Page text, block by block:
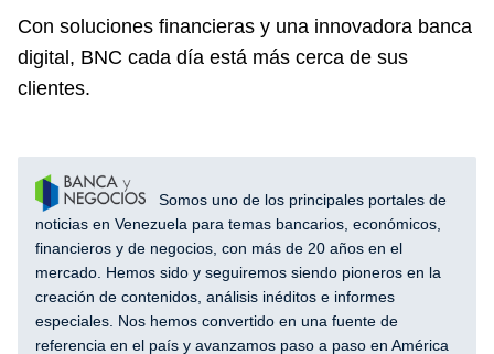
Con soluciones financieras y una innovadora banca
digital, BNC cada día está más cerca de sus
clientes.
Somos uno de los principales portales de
noticias en Venezuela para temas bancarios, económicos,
financieros y de negocios, con más de 20 años en el
mercado. Hemos sido y seguiremos siendo pioneros en la
creación de contenidos, análisis inéditos e informes
especiales. Nos hemos convertido en una fuente de
referencia en el país y avanzamos paso a paso en América